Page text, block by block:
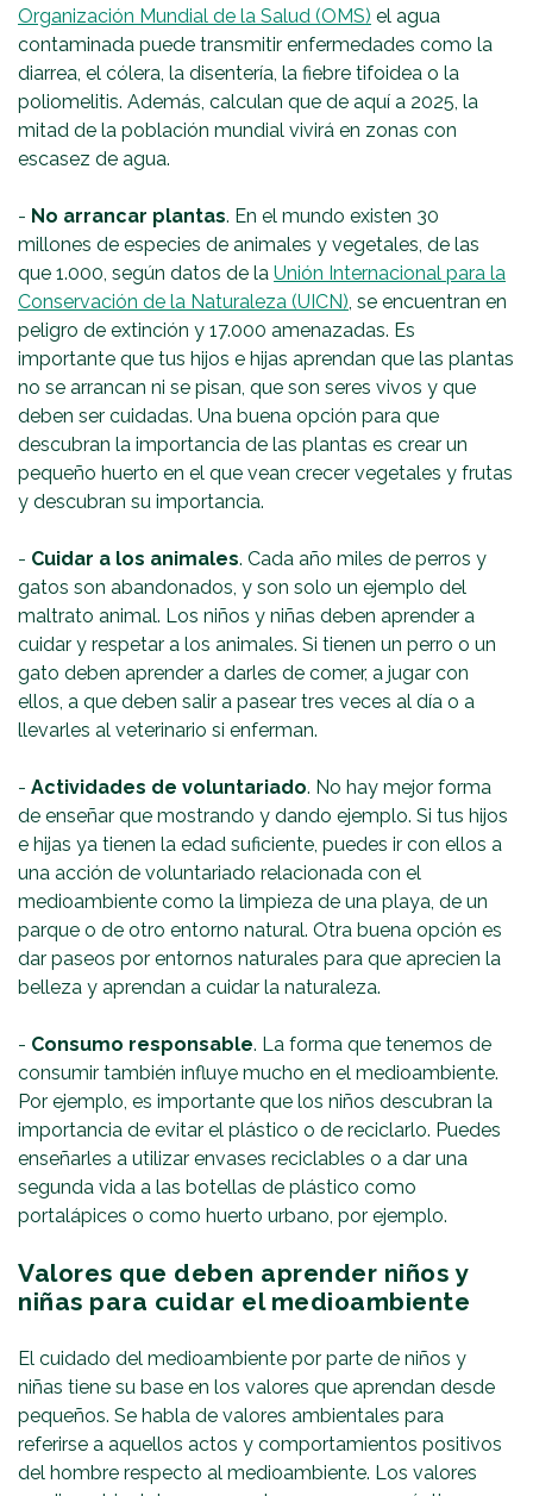
Organización Mundial de la Salud (OMS) el agua
contaminada puede transmitir enfermedades como la
diarrea, el cólera, la disentería, la fiebre tifoidea o la
poliomelitis. Además, calculan que de aquí a 2025, la
mitad de la población mundial vivirá en zonas con
escasez de agua.
- No arrancar plantas. En el mundo existen 30
millones de especies de animales y vegetales, de las
que 1.000, según datos de la Unión Internacional para la
Conservación de la Naturaleza (UICN) , se encuentran en
peligro de extinción y 17.000 amenazadas. Es
importante que tus hijos e hijas aprendan que las plantas
no se arrancan ni se pisan, que son seres vivos y que
deben ser cuidadas. Una buena opción para que
descubran la importancia de las plantas es crear un
pequeño huerto en el que vean crecer vegetales y frutas
y descubran su importancia.
- Cuidar a los animales. Cada año miles de perros y
gatos son abandonados, y son solo un ejemplo del
maltrato animal. Los niños y niñas deben aprender a
cuidar y respetar a los animales. Si tienen un perro o un
gato deben aprender a darles de comer, a jugar con
ellos, a que deben salir a pasear tres veces al día o a
llevarles al veterinario si enferman.
- Actividades de voluntariado. No hay mejor forma
de enseñar que mostrando y dando ejemplo. Si tus hijos
e hijas ya tienen la edad suficiente, puedes ir con ellos a
una acción de voluntariado relacionada con el
medioambiente como la limpieza de una playa, de un
parque o de otro entorno natural. Otra buena opción es
dar paseos por entornos naturales para que aprecien la
belleza y aprendan a cuidar la naturaleza.
- Consumo responsable. La forma que tenemos de
consumir también influye mucho en el medioambiente.
Por ejemplo, es importante que los niños descubran la
importancia de evitar el plástico o de reciclarlo. Puedes
enseñarles a utilizar envases reciclables o a dar una
segunda vida a las botellas de plástico como
portalápices o como huerto urbano, por ejemplo.
Valores que deben aprender niños y
niñas para cuidar el medioambiente
El cuidado del medioambiente por parte de niños y
niñas tiene su base en los valores que aprendan desde
pequeños. Se habla de valores ambientales para
referirse a aquellos actos y comportamientos positivos
del hombre respecto al medioambiente. Los valores